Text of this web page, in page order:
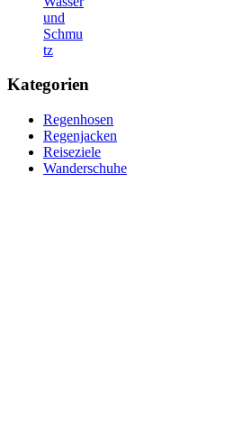
und
Schmu
tz
Kategorien
Regenhosen
Regenjacken
Reiseziele
Wanderschuhe